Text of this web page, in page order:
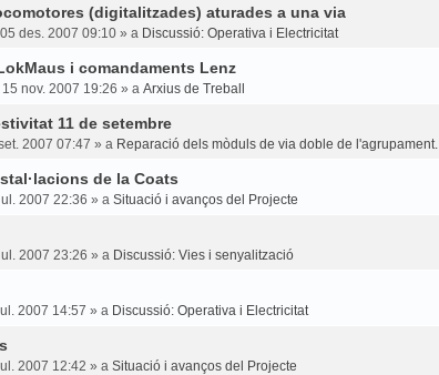
(digitalitzades) aturades a una via
05 des. 2007 09:10» a Discussió: Operativa i Electricitat
i comandaments Lenz
15 nov. 2007 19:26 » a Arxius de Treball
11 de setembre
2007 07:47 » a Reparació dels mòduls de via doble de l'agrupament.
de la Coats
2007 22:36 » a Situació i avanços del Projecte
2007 23:26 » a Discussió: Vies i senyalització
2007 14:57 » a Discussió: Operativa i Electricitat
2007 12:42 » a Situació i avanços del Projecte